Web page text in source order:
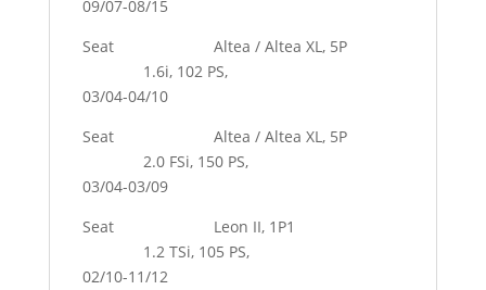
09/07-08/15
Seat Altea / Altea XL, 5P
1.6i, 102 PS,
03/04-04/10
Seat Altea / Altea XL, 5P
2.0 FSi, 150 PS,
03/04-03/09
Seat Leon II, 1P1
1.2 TSi, 105 PS,
02/10-11/12